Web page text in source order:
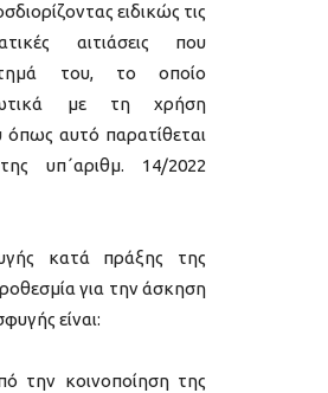
ειδικώς τις
αιτιάσεις που
του, το οποίο
με τη χρήση
όπως αυτό παρατίθεται
υπ΄αριθμ. 14/2022
κατά πράξης της
για την άσκηση
είναι:
την κοινοποίηση της